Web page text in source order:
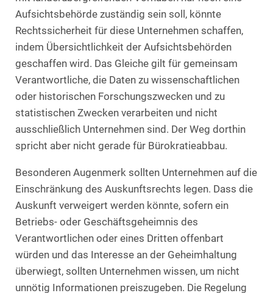
Aufsichtsbehörde zuständig sein soll, könnte
Rechtssicherheit für diese Unternehmen schaffen,
indem Übersichtlichkeit der Aufsichtsbehörden
geschaffen wird. Das Gleiche gilt für gemeinsam
Verantwortliche, die Daten zu wissenschaftlichen
oder historischen Forschungszwecken und zu
statistischen Zwecken verarbeiten und nicht
ausschließlich Unternehmen sind. Der Weg dorthin
spricht aber nicht gerade für Bürokratieabbau.
Besonderen Augenmerk sollten Unternehmen auf die
Einschränkung des Auskunftsrechts legen. Dass die
Auskunft verweigert werden könnte, sofern ein
Betriebs- oder Geschäftsgeheimnis des
Verantwortlichen oder eines Dritten offenbart
würden und das Interesse an der Geheimhaltung
überwiegt, sollten Unternehmen wissen, um nicht
unnötig Informationen preiszugeben. Die Regelung